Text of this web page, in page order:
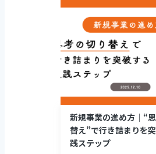
新規事業の進め方｜“
替え”で行き詰まりを
践ステップ